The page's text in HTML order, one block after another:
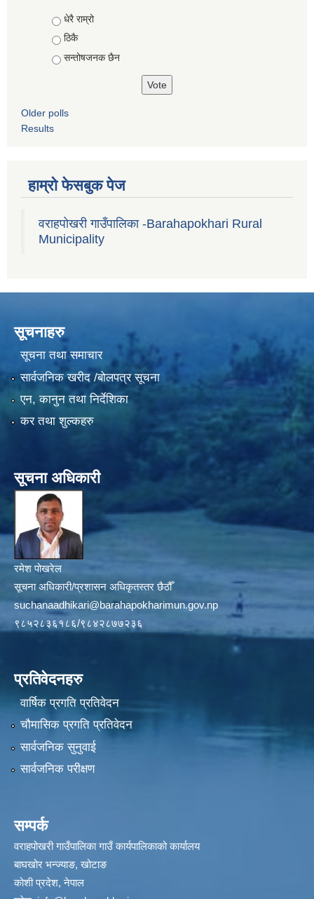
Choices
धेरै राम्रो
ठिकै
सन्तोषजनक छैन
Older polls
Results
हाम्रो फेसबुक पेज
वराहपोखरी गाउँपालिका -Barahapokhari Rural
Municipality
सूचनाहरु
सूचना तथा समाचार
सार्वजनिक खरीद /बोलपत्र सूचना
एन, कानुन तथा निर्देशिका
कर तथा शुल्कहरु
सूचना अधिकारी
रमेश पोखरेल
सूचना अधिकारी/प्रशासन अधिकृतस्तर छैठौँ
suchanaadhikari@barahapokharimun.gov.np
९८५२८३६१८६/९८४२८७७२३६
प्रतिवेदनहरु
वार्षिक प्रगति प्रतिवेदन
चौमासिक प्रगति प्रतिवेदन
सार्वजनिक सुनुवाई
सार्वजनिक परीक्षण
सम्पर्क
वराहपोखरी गाउँपालिका गाउँ कार्यपालिकाको कार्यालय
बाघखोर भन्ज्याङ, खोटाङ
कोशी प्रदेश, नेपाल